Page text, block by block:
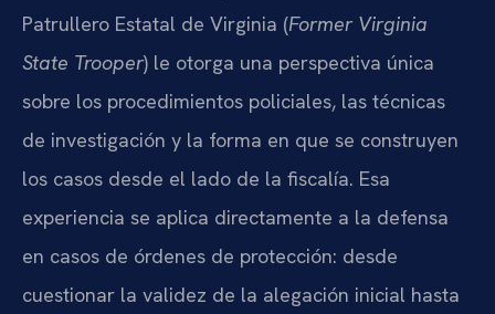
Patrullero Estatal de Virginia (Former Virginia
State Trooper) le otorga una perspectiva única
sobre los procedimientos policiales, las técnicas
de investigación y la forma en que se construyen
los casos desde el lado de la fiscalía. Esa
experiencia se aplica directamente a la defensa
en casos de órdenes de protección: desde
cuestionar la validez de la alegación inicial hasta